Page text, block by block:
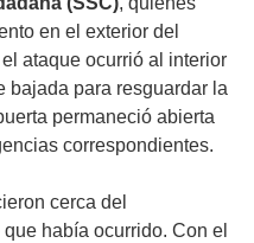
en el exterior del
ataque ocurrió al interior
bajada para resguardar la
permaneció abierta
correspondientes.
cerca del
había ocurrido. Con el